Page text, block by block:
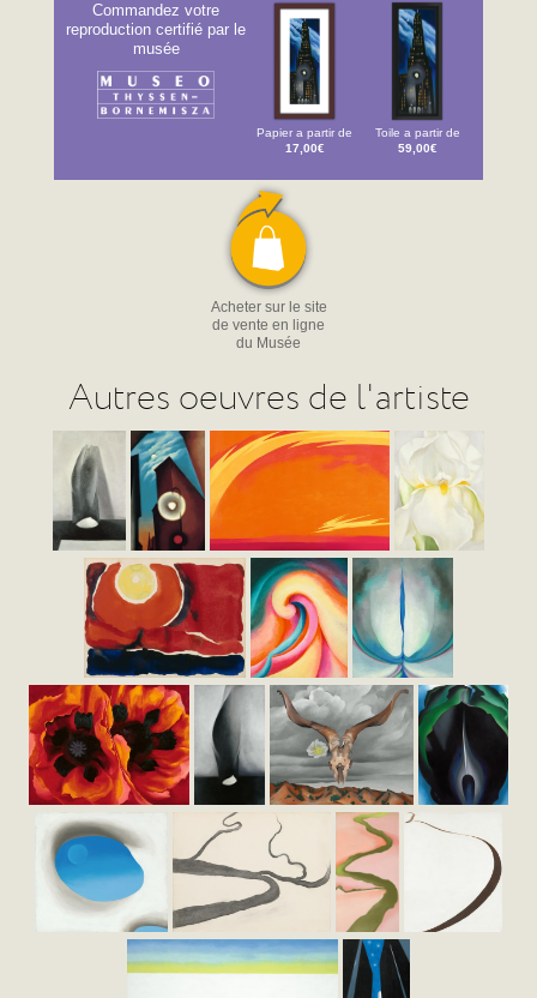
Commandez votre
reproduction certifié par le
musée
Papier a partir de
17,00€
Toile a partir de
59,00€
Acheter sur le site
de vente en ligne
du Musée
Autres oeuvres de l'artiste